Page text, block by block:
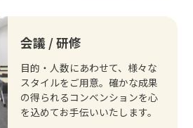
会議 / 研修
目的・人数にあわせて、様々な
スタイルをご用意。確かな成果
の得られるコンベンションを心
を込めてお手伝いいたします。